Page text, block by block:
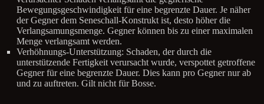
Bewegungsgeschwindigkeit für eine begrenzte Dauer. Je näher
der Gegner dem Seneschall-Konstrukt ist, desto höher die
Verlangsamungsmenge. Gegner können bis zu einer maximalen
Menge verlangsamt werden.
Verhöhnungs-Unterstützung: Schaden, der durch die
unterstützende Fertigkeit verursacht wurde, verspottet getroffene
Gegner für eine begrenzte Dauer. Dies kann pro Gegner nur ab
und zu auftreten. Gilt nicht für Bosse.